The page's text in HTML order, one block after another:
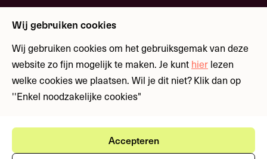
Blijf op de hoogte over nieuwe regelingen en
fondsen
Meld je aan
Ⓒ Fondswervingonline 2026
Gebruikersvoorwaarden
Wij gebruiken cookies
Wij gebruiken cookies om het gebruiksgemak van deze
website zo fijn mogelijk te maken. Je kunt hier lezen
welke cookies we plaatsen. Wil je dit niet? Klik dan op
''Enkel noodzakelijke cookies"
Accepteren